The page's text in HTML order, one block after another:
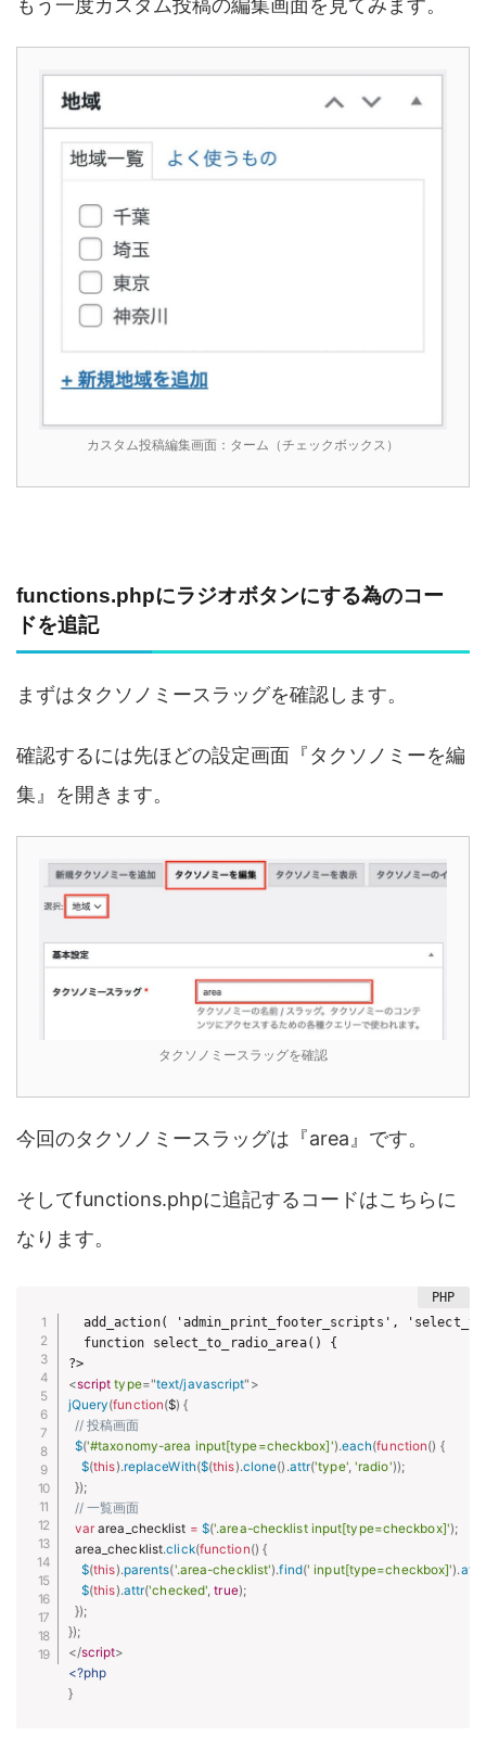
もう一度カスタム投稿の編集画面を見てみます。
カスタム投稿編集画面：ターム（チェックボックス）
functions.phpにラジオボタンにする為のコー
ドを追記
まずはタクソノミースラッグを確認します。
確認するには先ほどの設定画面『タクソノミーを編
集』を開きます。
タクソノミースラッグを確認
今回のタクソノミースラッグは『area』です。
そしてfunctions.phpに追記するコードはこちらに
なります。
add_action( 'admin_print_footer_scripts',
  function select_to_radio_area() {
?>
<script type="text/javascript" >
jQuery(function($) {
// 投稿画面
$('#taxonomy-area input[type=checkbox]').each(function() {
$(this).replaceWith($(this).clone() .attr('type', 'radio'));
});
// 一覧画面
var area_checklist = $('.area-checklist input[type=checkbox]');
  area_checklist
.click(function() {
$(this).parents('.area-checklist').find(' input[type=checkbox]').attr
$(this).attr('checked', true);
});
});
</script>
<?php
}